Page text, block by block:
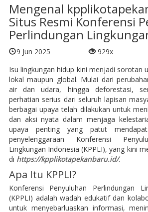
Mengenal
Situs Resmi Konferensi
Perlindungan
9 Jun 2025 929x
Isu lingkungan hidup kini menjadi sorotan
lokal maupun global. Mulai dari
air dan udara, hingga deforestasi,
perhatian serius dari seluruh lapisan
berbagai upaya telah dilakukan untuk
dan aksi nyata dalam menjaga
upaya penting yang patut
penyelenggaraan Konferensi
Lingkungan Indonesia (KPPLI), yang kini
di https://kpplikotapekanbaru.id/.
Apa Itu KPPLI?
Konferensi Penyuluhan Perlindungan
(KPPLI) adalah wadah edukatif dan
untuk menyebarluaskan informasi,